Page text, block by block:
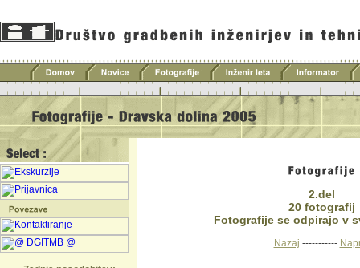
2.del
20 fotografij
Fotografije se odpirajo v
Nazaj -----------